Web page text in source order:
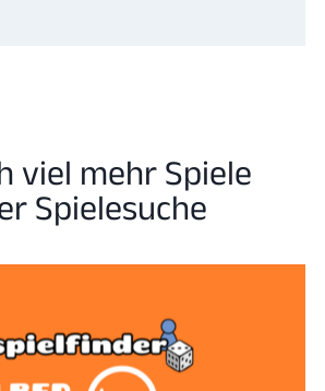
viel mehr Spiele
Spielesuche